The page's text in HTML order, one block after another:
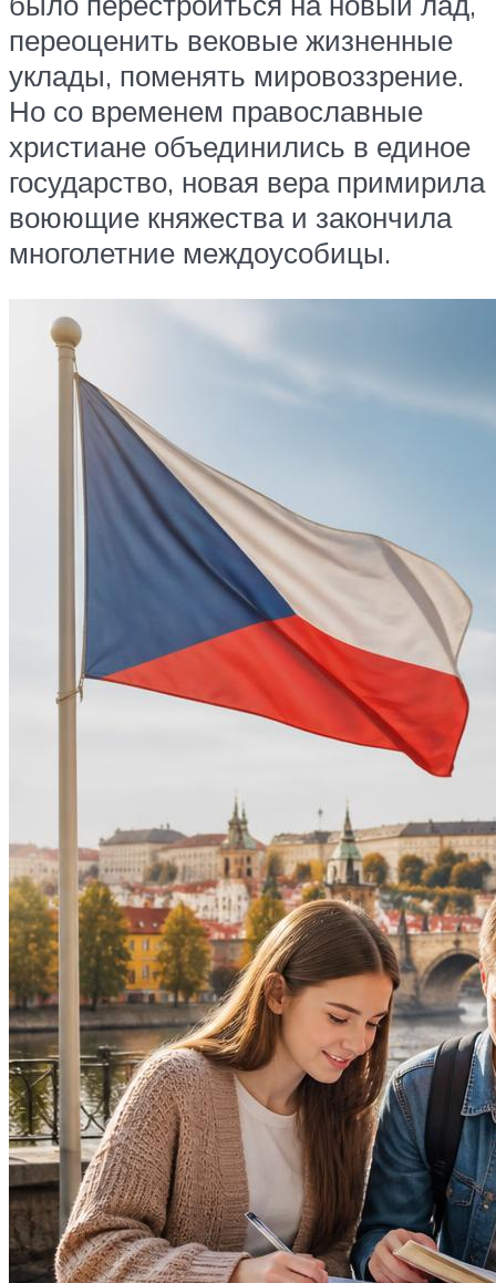
переоценить вековые жизненные
уклады, поменять мировоззрение.
Но со временем православные
христиане объединились в единое
государство, новая вера примирила
воюющие княжества и закончила
многолетние междоусобицы.